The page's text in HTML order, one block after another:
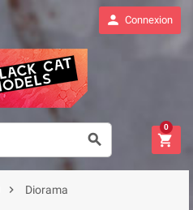
 Connexion
 
0
 Diorama